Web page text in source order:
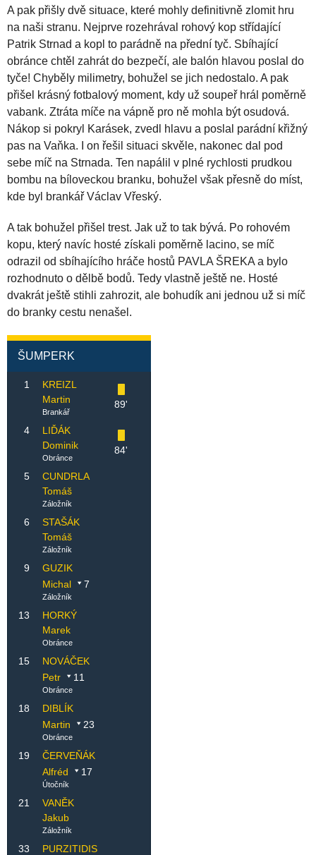
A pak přišly dvě situace, které mohly definitivně zlomit hru
na naši stranu. Nejprve rozehrával rohový kop střídající
Patrik Strnad a kopl to parádně na přední tyč. Sbíhající
obránce chtěl zahrát do bezpečí, ale balón hlavou poslal do
tyče! Chyběly milimetry, bohužel se jich nedostalo. A pak
přišel krásný fotbalový moment, kdy už soupeř hrál poměrně
vabank. Ztráta míče na vápně pro ně mohla být osudová.
Nákop si pokryl Karásek, zvedl hlavu a poslal parádní křižný
pas na Vaňka. I on řešil situaci skvěle, nakonec dal pod
sebe míč na Strnada. Ten napálil v plné rychlosti prudkou
bombu na bíloveckou branku, bohužel však přesně do míst,
kde byl brankář Václav Vřeský.
A tak bohužel přišel trest. Jak už to tak bývá. Po rohovém
kopu, který navíc hosté získali poměrně lacino, se míč
odrazil od sbíhajícího hráče hostů PAVLA ŠREKA a bylo
rozhodnuto o dělbě bodů. Tedy vlastně ještě ne. Hosté
dvakrát ještě stihli zahrozit, ale bohudík ani jednou už si míč
do branky cestu nenašel.
ŠUMPERK
1
KREIZL
Martin
Brankář
89'
4
LIĎÁK
Dominik
Obránce
84'
5
CUNDRLA
Tomáš
Záložník
6
STAŠÁK
Tomáš
Záložník
9
GUZIK
Michal
7
Záložník
13
HORKÝ
Marek
Obránce
15
NOVÁČEK
Petr
11
Obránce
18
DIBLÍK
Martin
23
Obránce
19
ČERVEŇÁK
Alfréd
17
Útočník
21
VANĚK
Jakub
Záložník
33
PURZITIDIS